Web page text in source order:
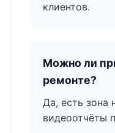
клиентов.
Можно ли
ремонте?
Да, есть зона
видеоотчёты